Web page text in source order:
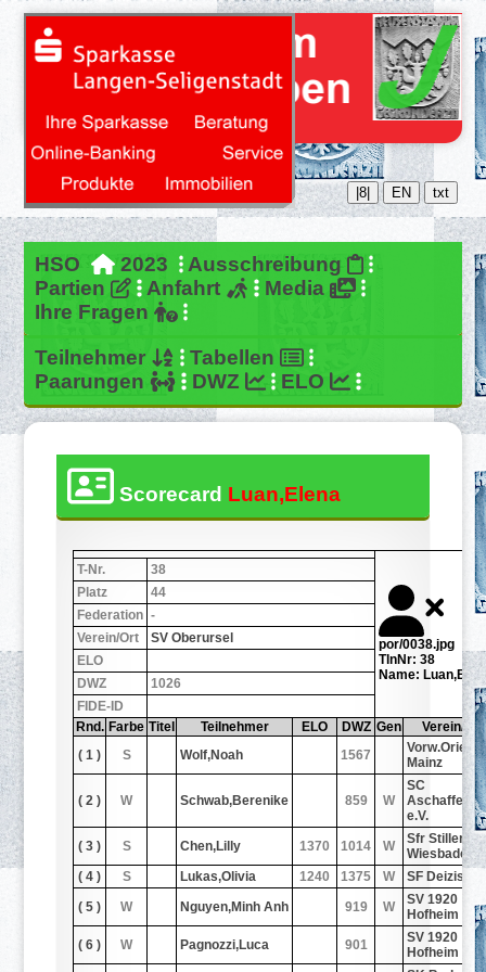
|8| EN txt
HSO 2023
Ausschreibung
Partien
Anfahrt
Media
Ihre Fragen
Teilnehmer
Tabellen
Paarungen
DWZ ELO
Scorecard Luan,Elena
por/0038.jpg
TlnNr: 38
Name:
T-Nr.
38
Platz
44
Federation -
Verein/Ort
SV Oberursel
ELO
DWZ
1026
FIDE-ID
Rnd. Farbe Titel Teilnehmer ELO DWZ Gen
Verein/Ort
( 1 )
S Wolf,Noah 1567
Vorw.Orient
Mainz
( 2 ) W Schwab,Berenike 859 W
SC
e.V.
( 3 )
S Chen,Lilly 1370 1014 W
Sfr Stiller
Wiesbaden
( 4 )
S Lukas,Olivia 1240 1375 W
SF Deizisau
( 5 )
W Nguyen,Minh Anh 919 W
SV 1920
Hofheim
( 6 )
W Pagnozzi,Luca 901
SV 1920
Hofheim